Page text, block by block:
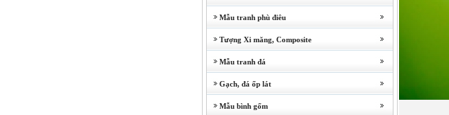
Mẫu tranh phù điêu
Tượng Xi măng, Composite
Mẫu tranh đá
Gạch, đá ốp lát
Mẫu bình gốm